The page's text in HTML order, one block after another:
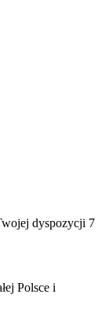
dyspozycji 7
Polsce i